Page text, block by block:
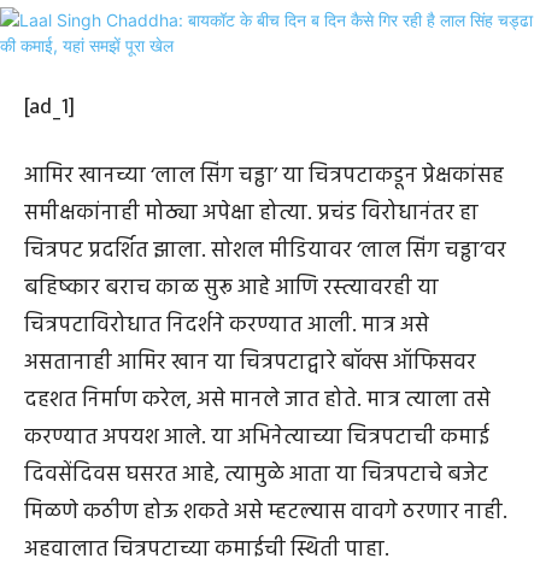
[ad_1]
आमिर खानच्या ‘लाल सिंग चड्ढा’ या चित्रपटाकडून प्रेक्षकांसह
समीक्षकांनाही मोठ्या अपेक्षा होत्या. प्रचंड विरोधानंतर हा
चित्रपट प्रदर्शित झाला. सोशल मीडियावर ‘लाल सिंग चड्ढा’वर
बहिष्कार बराच काळ सुरू आहे आणि रस्त्यावरही या
चित्रपटाविरोधात निदर्शने करण्यात आली. मात्र असे
असतानाही आमिर खान या चित्रपटाद्वारे बॉक्स ऑफिसवर
दहशत निर्माण करेल, असे मानले जात होते. मात्र त्याला तसे
करण्यात अपयश आले. या अभिनेत्याच्या चित्रपटाची कमाई
दिवसेंदिवस घसरत आहे, त्यामुळे आता या चित्रपटाचे बजेट
मिळणे कठीण होऊ शकते असे म्हटल्यास वावगे ठरणार नाही.
अहवालात चित्रपटाच्या कमाईची स्थिती पाहा.